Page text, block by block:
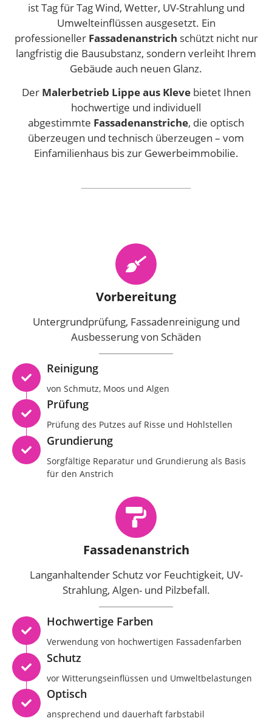
ist Tag für Tag Wind, Wetter, UV-Strahlung und
Umwelteinflüssen ausgesetzt. Ein
professioneller Fassadenanstrich schützt nicht nur
langfristig die Bausubstanz, sondern verleiht Ihrem
Gebäude auch neuen Glanz.
Der Malerbetrieb Lippe aus Klevebietet Ihnen
hochwertige und individuell
abgestimmte Fassadenanstriche, die optisch
überzeugen und technisch überzeugen – vom
Einfamilienhaus bis zur Gewerbeimmobilie.
Vorbereitung
Untergrundprüfung, Fassadenreinigung und
Ausbesserung von Schäden
Reinigung
von Schmutz, Moos und Algen
Prüfung
Prüfung des Putzes auf Risse und Hohlstellen
Grundierung
Sorgfältige Reparatur und Grundierung als Basis
für den Anstrich
Fassadenanstrich
Langanhaltender Schutz vor Feuchtigkeit, UV-
Strahlung, Algen- und Pilzbefall.
Hochwertige Farben
Verwendung von hochwertigen Fassadenfarben
Schutz
vor Witterungseinflüssen und Umweltbelastungen
Optisch
ansprechend und dauerhaft farbstabil